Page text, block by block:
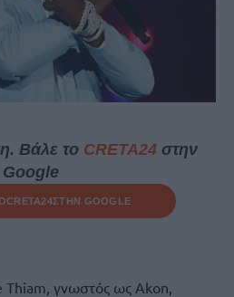
Βάλε το CRETA24στην
Google
CRETA24ΣΤΗΝ GOOGLE
Thiam, γνωστός ως Akon,